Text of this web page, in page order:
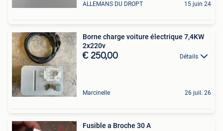
ALLEMANS DU DROPT 15 juin 24
Borne charge voiture électrique 7,4KW
2x220v
€ 250,00 Détails
Marcinelle 26 juil. 26
Fusible a Broche 30 A